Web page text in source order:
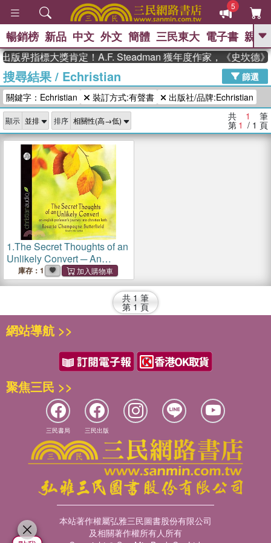
5
GO
熱搜： The Odyssey 、
父親節 、 如果歷史是一群喵 、 暑期
推薦 、 國際布克獎 臺灣漫遊錄 、 方
念華 、 台灣的李登輝時代 、 數學女
孩：黎曼猜想
偉大的迷走神經
暢銷榜 新品 中文 外文 簡體 三民東大 電子書 親子
版界指標大獎肯定！A.F. Steadman 獲年度作家，《史坎德
搜尋結果/ Echristian
篩選
關鍵字：Echristian
裝訂方式:有聲書 出版社/品牌:Echristian
顯示 排序 共 1 筆
第 1 / 1 頁
1.The Secret Thoughts of an
Unlikely Convert ─ An
English Professor's Journey
into Christian Faith
庫存：1
共 1 筆
第 1 頁
網站導航 >>
聚焦三民 >>
三民書局 三民出版
本站著作權屬弘雅三民圖書股份有限公司
及相關著作權所有人所有